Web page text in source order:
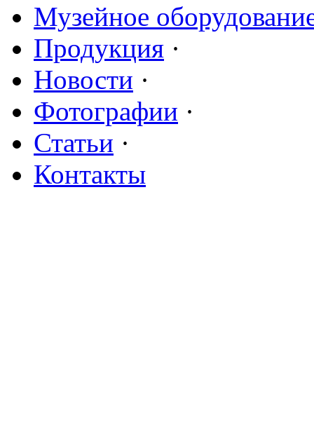
Музейное
Продукция ·
Новости ·
Фотографии ·
Статьи ·
Контакты